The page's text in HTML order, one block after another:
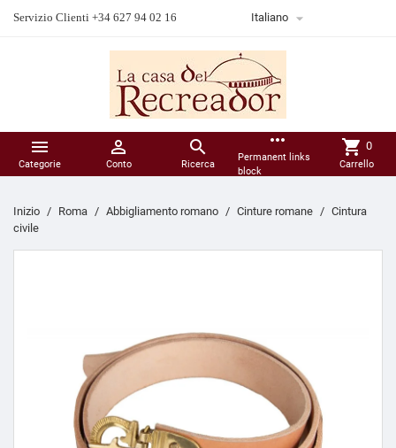
Servizio Clienti +34 627 94 02 16 Italiano 

Categorie

Conto

Ricerca
more_horiz
Permanent links
block
shopping_cart 0
Carrello
Inizio Roma Abbigliamento romano Cinture romane
Cintura
civile